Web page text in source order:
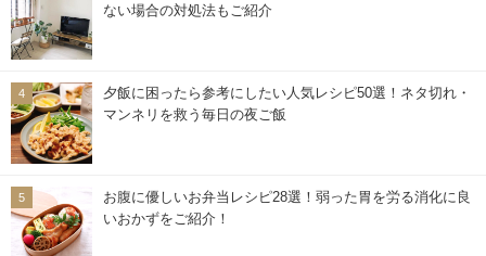
ない場合の対処法もご紹介
夕飯に困ったら参考にしたい人気レシピ50選！ネタ切れ・
マンネリを救う毎日の夜ご飯
お腹に優しいお弁当レシピ28選！弱った胃を労る消化に良
いおかずをご紹介！